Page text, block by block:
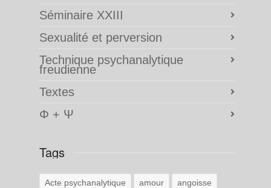
Séminaire XXIII
Sexualité et perversion
Technique psychanalytique
freudienne
Textes
Φ + Ψ
Tags
Acte psychanalytique amour angoisse